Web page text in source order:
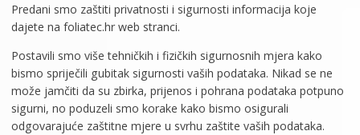
Predani smo zaštiti privatnosti i sigurnosti informacija koje
dajete na foliatec.hr web stranci.
Postavili smo više tehničkih i fizičkih sigurnosnih mjera kako
bismo spriječili gubitak sigurnosti vaših podataka. Nikad se ne
može jamčiti da su zbirka, prijenos i pohrana podataka potpuno
sigurni, no poduzeli smo korake kako bismo osigurali
odgovarajuće zaštitne mjere u svrhu zaštite vaših podataka.